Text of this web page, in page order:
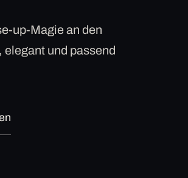
up-Magie an den
und passend